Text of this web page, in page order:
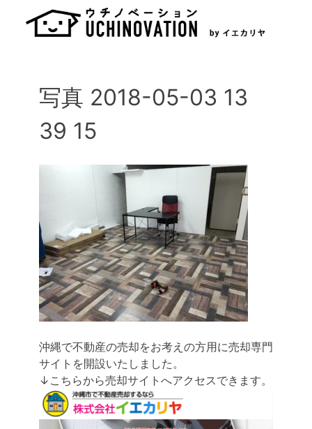
写真 2018-05-03 13
39 15
沖縄で不動産の売却をお考えの方用に売却専門
サイトを開設いたしました。
↓こちらから売却サイトへアクセスできます。